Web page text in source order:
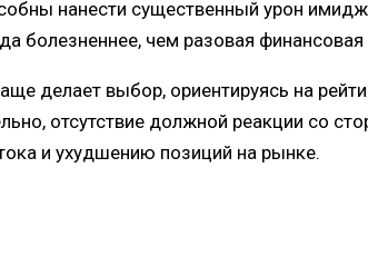
нанести существенный урон
болезненнее, чем разовая
делает выбор, ориентируясь на
отсутствие должной реакции со
и ухудшению позиций на рынке.